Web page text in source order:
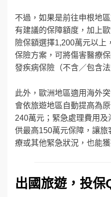
不過，如果是前往申根地
有建議的保障額度，加上
險保額選擇1,200萬元以上
保險方案，可將傷害醫療
發疾病保險（不含／包含
此外，歐洲地區適用海外
會依旅遊地區自動提高為
240萬元；緊急處理費用
供最高150萬元保障，讓
療或其他緊急狀況，也能
出國旅遊，投保